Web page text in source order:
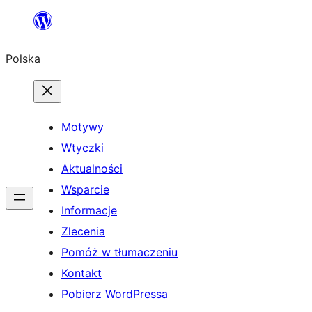
Przejdź
treści
Polska
Motywy
Wtyczki
Aktualności
Wsparcie
Informacje
Zlecenia
Pomóż w tłumaczeniu
Kontakt
Pobierz WordPressa